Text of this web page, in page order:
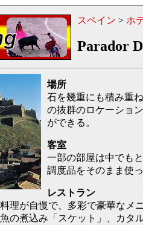
スペイン > ホ
Parador
場所
石を幾重にも積み重
の抜群のロケーショ
ができる。
客室
一部の部屋は中でも
調度品をそのまま使
レストラン
理が自慢で、多彩で豪華なメ
の煮込み「スケット」、カタ